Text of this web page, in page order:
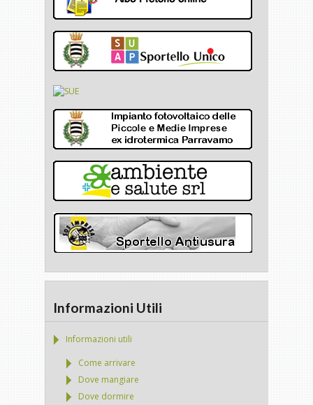
Informazioni Utili
Informazioni utili
Come arrivare
Dove mangiare
Dove dormire